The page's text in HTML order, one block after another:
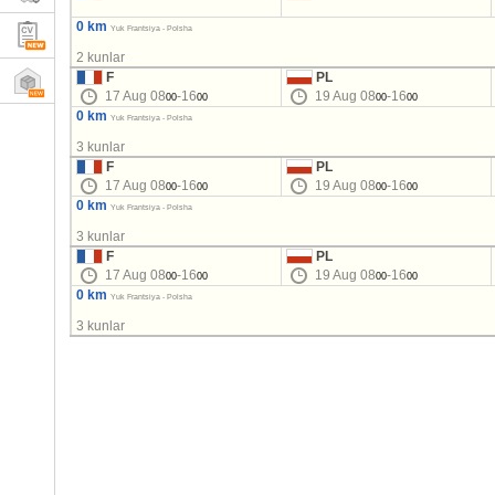
0 km Yuk Frantsiya - Polsha
2 kunlar
F
17 Aug 0800-1600
PL
19 Aug 0800-1600
0 km Yuk Frantsiya - Polsha
3 kunlar
F
17 Aug 0800-1600
PL
19 Aug 0800-1600
0 km Yuk Frantsiya - Polsha
3 kunlar
F
17 Aug 0800-1600
PL
19 Aug 0800-1600
0 km Yuk Frantsiya - Polsha
3 kunlar